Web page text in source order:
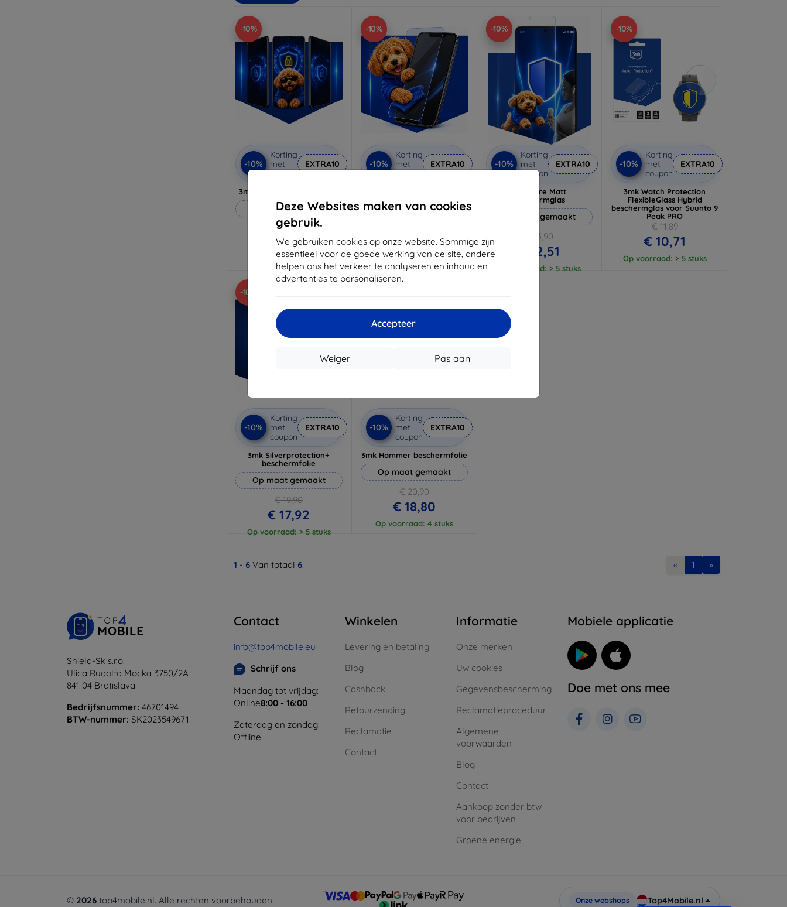
Deze Websites maken van cookies
gebruik.
We gebruiken cookies op onze website. Sommige zijn
essentieel voor de goede werking van de site, andere
helpen ons het verkeer te analyseren en inhoud en
advertenties te personaliseren.
Accepteer
Pas aan
Weiger
-10%
-10%
Korting
met
coupon
EXTRA10
3mk Privacy beschermglas
Op maat gemaakt
€ 21,90
€ 19,71
Op voorraad: 3 stuks
-10%
-10%
Korting
met
coupon
EXTRA10
€ 17,90
€ 16,11
Op voorraad: > 5 stuks
-10%
-10%
Korting
met
coupon
EXTRA10
3mk Pure Matt
beschermglas
Op maat gemaakt
€ 13,90
€ 12,51
Op voorraad: > 5 stuks
-10%
-10%
Korting
met
coupon
EXTRA10
3mk Watch Protection
FlexibleGlass Hybrid
beschermglas voor Suunto 9
Peak PRO
€ 11,89
€ 10,71
Op voorraad: > 5 stuks
-10%
-10%
Korting
met
coupon
EXTRA10
3mk Silverprotection+
beschermfolie
Op maat gemaakt
€ 19,90
€ 17,92
Op voorraad: > 5 stuks
-10%
Korting
met
coupon
EXTRA10
3mk Hammer beschermfolie
Op maat gemaakt
€ 20,90
€ 18,80
Op voorraad: 4 stuks
1 - 6 Van totaal 6. « 1 »
Shield-Sk s.r.o.
Ulica Rudolfa Mocka 3750/2A
841 04 Bratislava
Bedrijfsnummer: 46701494
BTW-nummer: SK2023549671
Contact
info@top4mobile.eu
Schrijf ons
Maandag tot vrijdag:
Online8:00 - 16:00
Zaterdag en zondag:
Offline
Winkelen
Levering en betaling
Blog
Cashback
Retourzending
Reclamatie
Contact
Informatie
Onze merken
Uw cookies
Gegevensbescherming
Reclamatieproceduur
Algemene
voorwaarden
Blog
Contact
Aankoop zonder btw
voor bedrijven
Groene energie
Mobiele applicatie
Doe met ons mee
© 2026 top4mobile.nl. Alle rechten voorbehouden. Onze webshops Top4Mobile.nl